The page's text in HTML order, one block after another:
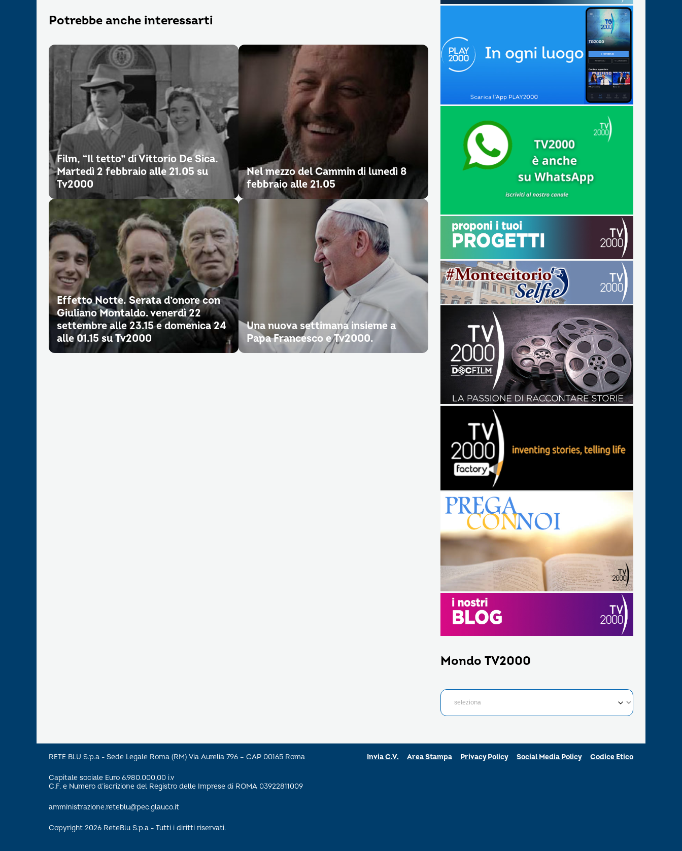
Potrebbe anche interessarti
Film, “Il tetto” di Vittorio De Sica.
Martedì 2 febbraio alle 21.05 su
Tv2000
Nel mezzo del Cammin di lunedì 8
febbraio alle 21.05
Effetto Notte. Serata d’onore con
Giuliano Montaldo. venerdì 22
settembre alle 23.15 e domenica 24
alle 01.15 su Tv2000
Una nuova settimana insieme a
Papa Francesco e Tv2000.
Mondo TV2000
RETE BLU S.p.a - Sede Legale Roma (RM) Via Aurelia 796 – CAP 00165 Roma
Capitale sociale Euro 6.980.000,00 i.v
C.F. e Numero d’iscrizione del Registro delle Imprese di ROMA 03922811009
amministrazione.reteblu@pec.glauco.it
Copyright 2026 ReteBlu S.p.a - Tutti i diritti riservati.
Invia C.V. Area Stampa Privacy Policy Social Media Policy Codice Etico